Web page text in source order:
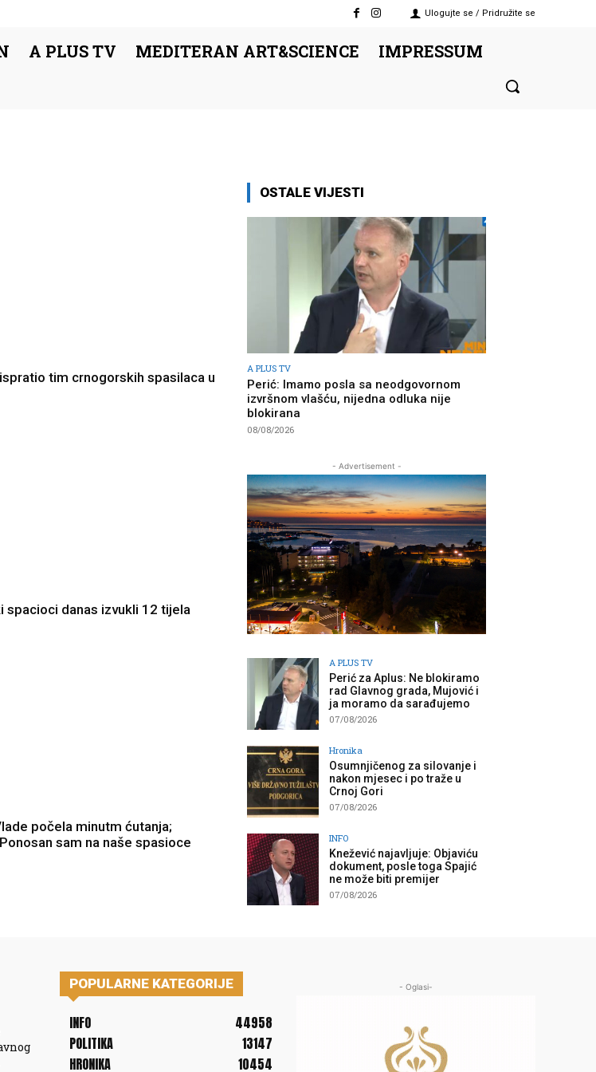
Ulogujte se / Pridružite se
A PLUS TV MEDITERAN ART&SCIENCE IMPRESSUM
tim crnogorskih spasilaca u
spacioci danas izvukli 12 tijela
počela minutm ćutanja;
sam na naše spasioce
OSTALE VIJESTI
A PLUS TV
Perić: Imamo posla sa neodgovornom
izvršnom vlašću, nijedna odluka nije
blokirana
08/08/2026
- Advertisement -
A PLUS TV
Perić za Aplus: Ne blokiramo
rad Glavnog grada, Mujović i
ja moramo da sarađujemo
07/08/2026
Hronika
Osumnjičenog za silovanje i
nakon mjesec i po traže u
Crnoj Gori
07/08/2026
INFO
Knežević najavljuje: Objaviću
dokument, posle toga Spajić
ne može biti premijer
07/08/2026
POPULARNE KATEGORIJE
INFO
44958
POLITIKA
13147
HRONIKA
10454
- Oglasi-